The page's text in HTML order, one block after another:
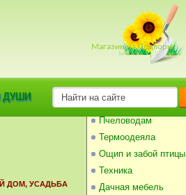
ДУШИ
ДОМ, УСАДЬБА
Магазин на Подворье
Инкубаторы
Балконные погребки
Пчеловодам
Термоодеяла
Ощип и забой птицы
Техника
Дачная мебель